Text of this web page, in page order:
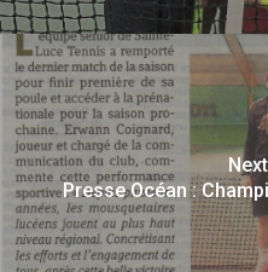
Presse Océan :